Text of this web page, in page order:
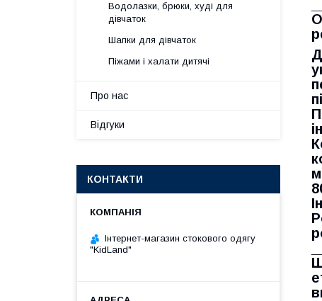
Водолазки, брюки, худі для
дівчаток
Шапки для дівчаток
Піжами і халати дитячі
Про нас
Відгуки
КОНТАКТИ
Інтернет-магазин стокового одягу
"KidLand"